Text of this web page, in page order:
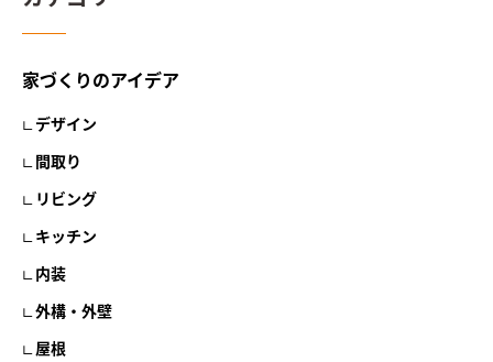
家づくりのアイデア
デザイン
間取り
リビング
キッチン
内装
外構・外壁
屋根